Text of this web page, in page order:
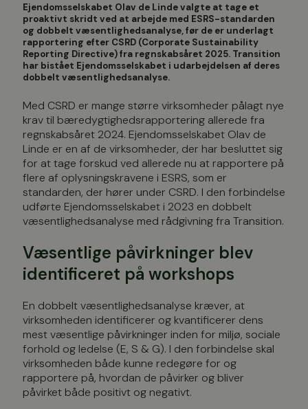
Ejendomsselskabet Olav de Linde valgte at tage et
proaktivt skridt ved at arbejde med ESRS-standarden
og dobbelt væsentlighedsanalyse, før de er underlagt
rapportering efter CSRD (Corporate Sustainability
Reporting Directive) fra regnskabsåret 2025. Transition
har bistået Ejendomsselskabet i udarbejdelsen af deres
dobbelt væsentlighedsanalyse.
Med CSRD er mange større virksomheder pålagt nye
krav til bæredygtighedsrapportering allerede fra
regnskabsåret 2024. Ejendomsselskabet Olav de
Linde er en af de virksomheder, der har besluttet sig
for at tage forskud ved allerede nu at rapportere på
flere af oplysningskravene i ESRS, som er
standarden, der hører under CSRD. I den forbindelse
udførte Ejendomsselskabet i 2023 en dobbelt
væsentlighedsanalyse med rådgivning fra Transition.
Væsentlige påvirkninger blev
identificeret på workshops
En dobbelt væsentlighedsanalyse kræver, at
virksomheden identificerer og kvantificerer dens
mest væsentlige påvirkninger inden for miljø, sociale
forhold og ledelse (E, S & G). I den forbindelse skal
virksomheden både kunne redegøre for og
rapportere på, hvordan de påvirker og bliver
påvirket både positivt og negativt.